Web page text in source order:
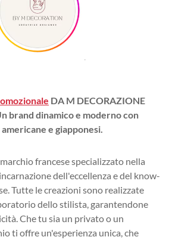
DA M DECORAZIONE
brand dinamico e moderno con
e giapponesi.
francese specializzato nella
dell'eccellenza e del know-
Tutte le creazioni sono realizzate
dello stilista, garantendone
Che tu sia un privato o un
ti offre un'esperienza unica, che